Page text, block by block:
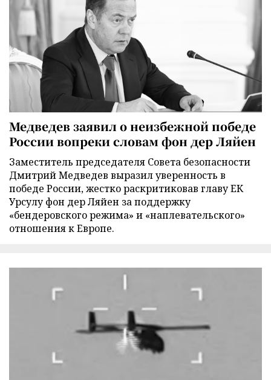
Медведев заявил о неизбежной победе
России вопреки словам фон дер Ляйен
Заместитель председателя Совета безопасности
Дмитрий Медведев выразил уверенность в
победе России, жестко раскритиковав главу ЕК
Урсулу фон дер Ляйен за поддержку
«бендеровского режима» и «наплевательского»
отношения к Европе.